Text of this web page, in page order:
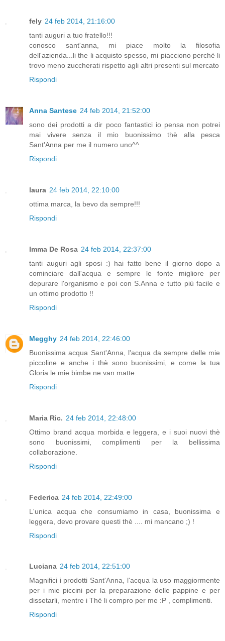
fely 24 feb 2014, 21:16:00
tanti auguri a tuo fratello!!!
conosco sant'anna, mi piace molto la filosofia
dell'azienda...li the li acquisto spesso, mi piacciono perchè li
trovo meno zuccherati rispetto agli altri presenti sul mercato
Rispondi
Anna Santese 24 feb 2014, 21:52:00
sono dei prodotti a dir poco fantastici io pensa non potrei
mai vivere senza il mio buonissimo thè alla pesca
Sant'Anna per me il numero uno^^
Rispondi
laura 24 feb 2014, 22:10:00
ottima marca, la bevo da sempre!!!
Rispondi
Imma De Rosa 24 feb 2014, 22:37:00
tanti auguri agli sposi :) hai fatto bene il giorno dopo a
cominciare dall'acqua e sempre le fonte migliore per
depurare l'organismo e poi con S.Anna e tutto più facile e
un ottimo prodotto !!
Rispondi
Megghy 24 feb 2014, 22:46:00
Buonissima acqua Sant'Anna, l'acqua da sempre delle mie
piccoline e anche i thè sono buonissimi, e come la tua
Gloria le mie bimbe ne van matte.
Rispondi
Maria Ric. 24 feb 2014, 22:48:00
Ottimo brand acqua morbida e leggera, e i suoi nuovi thè
sono buonissimi, complimenti per la bellissima
collaborazione.
Rispondi
Federica 24 feb 2014, 22:49:00
L'unica acqua che consumiamo in casa, buonissima e
leggera, devo provare questi thè .... mi mancano ;) !
Rispondi
Luciana 24 feb 2014, 22:51:00
Magnifici i prodotti Sant'Anna, l'acqua la uso maggiormente
per i mie piccini per la preparazione delle pappine e per
dissetarli, mentre i Thè li compro per me :P , complimenti.
Rispondi